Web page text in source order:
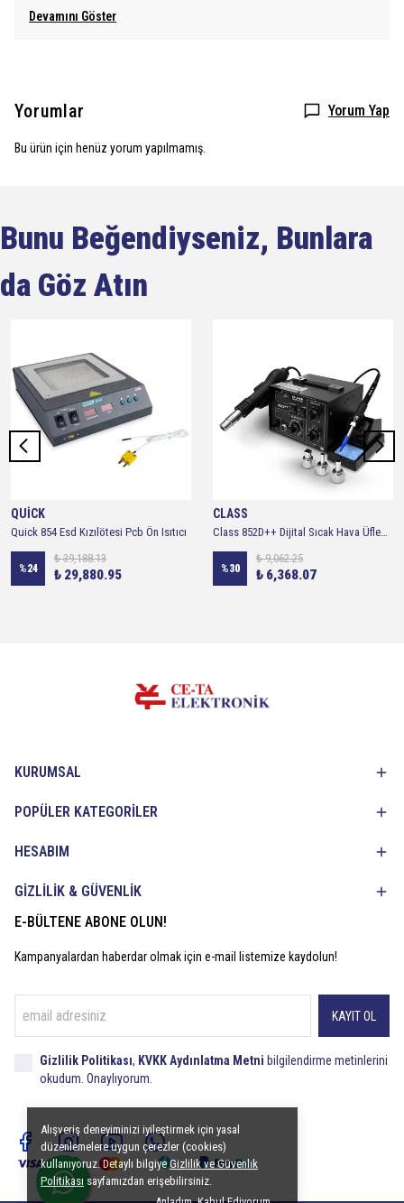
Alışveriş deneyiminizi iyileştirmek için yasal
düzenlemelere uygun çerezler (cookies)
kullanıyoruz. Detaylı bilgiyeGizlilik ve Güvenlik
Politikası sayfamızdan erişebilirsiniz.
Devamını Göster
Yorumlar Yorum Yap
Bu ürün için henüz yorum yapılmamış.
Bunu Beğendiyseniz, Bunlara
da Göz Atın
QUİCK
Quick 854 Esd Kızılötesi Pcb Ön Isıtıcı
%24
₺ 39,188.13
₺ 29,880.95
CLASS
Class 852D++ Dijital Sıcak Hava Üfleme Havya İstasyonu
%30
₺ 9,062.25
₺ 6,368.07
KURUMSAL
POPÜLER KATEGORİLER
HESABIM
GİZLİLİK & GÜVENLİK
E-BÜLTENE ABONE OLUN!
Kampanyalardan haberdar olmak için e-mail listemize kaydolun!
KAYIT OL
Gizlilik Politikası, KVKK Aydınlatma Metni bilgilendirme metinlerini
okudum. Onaylıyorum.